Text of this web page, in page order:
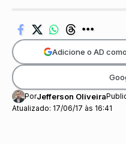
Atualizado: 17/06/17 às 16:41
PorJefferson Oliveira
Adicione o AD